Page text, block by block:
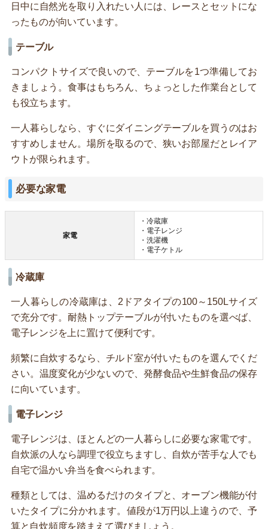
日中に自然光を取り入れたい人には、レースとセットにな
ったものが向いています。
テーブル
コンパクトサイズで良いので、テーブルを1つ準備してお
きましょう。食事はもちろん、ちょっとした作業台として
も役立ちます。
一人暮らしなら、すぐにダイニングテーブルを買うのはお
すすめしません。場所を取るので、狭いお部屋だとレイア
ウトが限られます。
必要な家電
家電
・冷蔵庫
・電子レンジ
・洗濯機
・電子ケトル
冷蔵庫
一人暮らしの冷蔵庫は、2ドアタイプの100～150Lサイズ
で充分です。耐熱トップテーブルが付いたものを選べば、
電子レンジを上に置けて便利です。
頻繁に自炊するなら、チルド室が付いたものを選んでくだ
さい。温度変化が少ないので、発酵食品や生鮮食品の保存
に向いています。
電子レンジ
電子レンジは、ほとんどの一人暮らしに必要な家電です。
自炊派の人なら調理で役立ちますし、自炊が苦手な人でも
自宅で温かい弁当を食べられます。
種類としては、温めるだけのタイプと、オーブン機能が付
いたタイプに分かれます。値段が1万円以上違うので、予
算と自炊頻度を踏まえて選びましょう。